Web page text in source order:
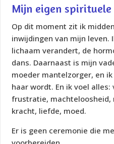
Mijn eigen
Op dit moment zit ik
inwijdingen van mijn leven.
lichaam verandert, de
dans. Daarnaast is mijn
moeder mantelzorger, en
haar wordt. En ik voel
frustratie, machteloosheid,
kracht, liefde, moed.
Er is geen ceremonie die